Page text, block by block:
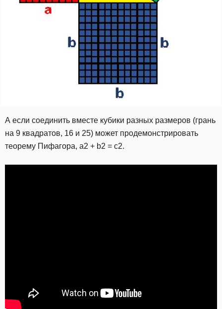
А если соединить вместе кубики разных размеров (грань
на 9 квадратов, 16 и 25) может продемонстрировать
теорему Пифагора, a2 + b2 = c2.